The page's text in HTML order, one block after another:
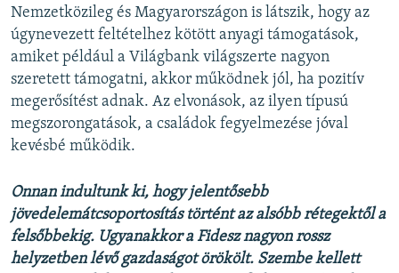
Nemzetközileg és Magyarországon is látszik, hogy az
úgynevezett feltételhez kötött anyagi támogatások,
amiket például a Világbank világszerte nagyon
szeretett támogatni, akkor működnek jól, ha pozitív
megerősítést adnak. Az elvonások, az ilyen típusú
megszorongatások, a családok fegyelmezése jóval
kevésbé működik.
Onnan indultunk ki, hogy jelentősebb
jövedelemátcsoportosítás történt az alsóbb rétegektől a
felsőbbekig. Ugyanakkor a Fidesz nagyon rossz
helyzetben lévő gazdaságot örökölt. Szembe kellett